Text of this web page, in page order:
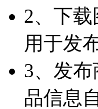
2、下
用于发
3、发
品信息